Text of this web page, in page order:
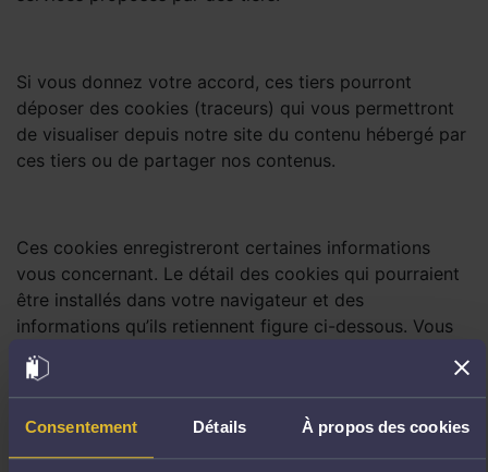
Consentement Détails À propos des cookies
Si vous donnez votre accord, ces tiers pourront
déposer des cookies (traceurs) qui vous permettront
de visualiser depuis notre site du contenu hébergé par
ces tiers ou de partager nos contenus.
Ces cookies enregistreront certaines informations
vous concernant. Le détail des cookies qui pourraient
être installés dans votre navigateur et des
informations qu’ils retiennent figure ci-dessous. Vous
pouvez accepter ou refuser les cookies en fonction de
leurs usages et suivants vos préférences.
Si vous n’êtes pas encore décidés, sachez que vous